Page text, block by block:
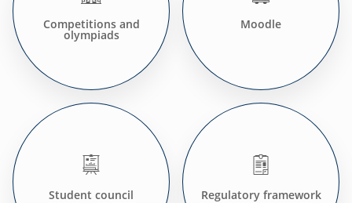
Competitions and
olympiads
Moodle
Student council Regulatory framework